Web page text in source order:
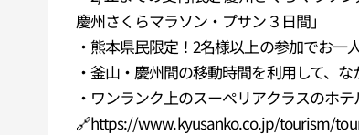
慶州さくらマラソン・プサン３日間」
・熊本県民限定！2名様以上の参加でお一
・釜山・慶州間の移動時間を利用して、
・ワンランク上のスーぺリアクラスのホ
🔗https://www.kyusanko.co.jp/tourism/